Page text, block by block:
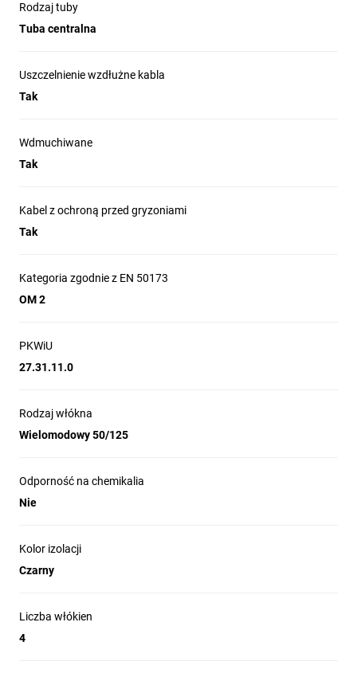
Rodzaj tuby
Tuba centralna
Uszczelnienie wzdłużne kabla
Tak
Wdmuchiwane
Tak
Kabel z ochroną przed gryzoniami
Tak
Kategoria zgodnie z EN 50173
OM 2
PKWiU
27.31.11.0
Rodzaj włókna
Wielomodowy 50/125
Odporność na chemikalia
Nie
Kolor izolacji
Czarny
Liczba włókien
4